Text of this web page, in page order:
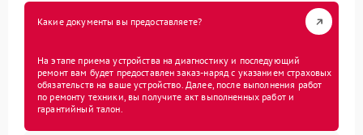
Какие документы вы предоставляете?
На этапе приема устройства на диагностику и последующий
ремонт вам будет предоставлен заказ-наряд с указанием страховых
обязательств на ваше устройство. Далее, после выполнения работ
по ремонту техники, вы получите акт выполненных работ и
гарантийный талон.